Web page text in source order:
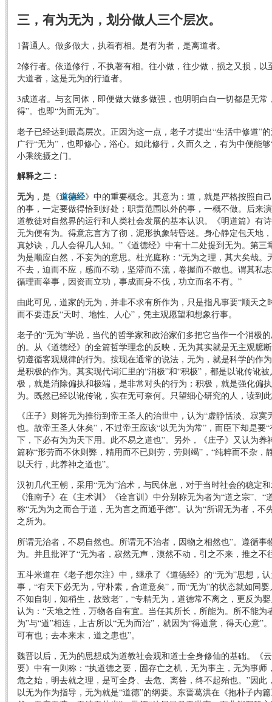
三，有为无为，划分做人三个层次。
1普通人。做多做大，执着有相。是有为者，是离道者。
2修行者。依道修行，不执著有相。往小做，往少做，损之又损，
大道者，这是无为的行道者。
3成道者。与玄同体，即便做大做多做强，也明明白白一切都是无常
得”。也即“为而无为”。
老子已经达到最高层次。正因为这一点，老子才提出“生活中修道”
广行“无为”，也即修心，浴心。如此修行，久而久之，有为中便能
小乘统摄之门。
解释之二：
无为 ，是《道德经》中的重要概念。其意为：道，就是严格按照自
的事，一定要做得恰到好处；职责范围以外的事，一概不做。后来
道教徒对自然界的运行和人类社会发展的基本认识。《明道篇》有
无为便有为。得意忘言方了彻，泥形执象转昏迷。身心静定包天地
真妙诀，几人会得几人知。”《道德经》中有十二处提到无为。第三
为是顺应自然，不妄为的意思。杜光庭称：“无为之理，其大矣哉
不去，迫而不应，感而不动，坚滞而不流，卷握而不散也。谓其私
循理而举事，因资而立功，事成而身不伐，功立而名不有。”
由此可见，道家的无为，并非不求有所作为，只是指凡事要“顺天之
而不要违反“天时、地性、人心”，凭主观愿望和想象行事。
老子的“无为”学说，当代的哲学家和政治家们多把它当作一个消极
的。从《道德经》的全篇哲学理念的反映，无为其实就是无主观臆
切遵循客观规律的行为。按现在通常的说法，无为，就是科学的作
是积极的作为。其实现代词汇里的“消极”和“积极”，都是以讹传讹
极，就是消除偏执和极端，是非常对头的行为；积极，就是强化偏
为。既然已经以讹传讹，实在无可奈何。只望细心研究的人，读到
《庄子》则将无为推衍到帝王圣人的治世中，认为“虚静恬淡、寂
也。故帝王圣人休矣”，不过帝王应该“以无为为常”，而臣下却是要
下，下必有为为天下用。此不易之道也”。另外，《庄子》又认为养
篇称“形劳而不休则弊，精用而不已则劳，劳则竭”，“纯粹而不杂，
以天行，此养神之道也”。
汉初几代王朝，采用“无为”治术，与民休息，对于当时社会的稳定
《淮南子》在《主术训》《诠言训》中分别称无为者为“道之宗”、“
称“无为为之而合于道，无为言之而通乎德”。认为“所谓无为者，不
之所为。
所谓无治者，不易自然也。所谓无不治者，因物之相然也”。遵循事
为。并且批评了“无为者，寂然无声，漠然不动，引之不来，推之不
五斗米道在《老子想尔注》中，继承了《道德经》的“无为”思想，
事，“有天下必无为，守朴素，合道意矣”，而“无为”的状态就如同
不知自制，知稍生，故致老”，“专精无为，道德常不离之，更反为
认为：“天地之性，万物各自有宜。当任其所长，所能为。所不能为
为”与“道”相连，上古所以“无为而治”，就因为“得道意，得天心意”
可有也；去本来末，道之患也”。
魏晋以后，无为的思想成为道教社会观和道士全身修仙的基础。《
要》中有一则称：“执道德之要，固存亡之机，无为事主，无为事师
危之始，明去就之理，是可全身、去危、离咎，终不起殆也。”因此
以无为作为指导，无为就是“道德”的纲要。东晋葛洪在《抱朴子内